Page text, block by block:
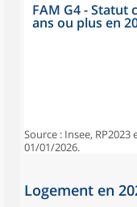
FAM G4 - Statut
ans ou plus en
Source : Insee,
01/01/2026.
Logement en